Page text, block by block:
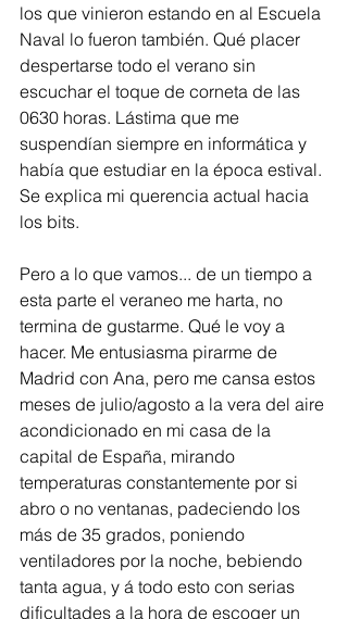
los que vinieron estando en al Escuela
Naval lo fueron también. Qué placer
despertarse todo el verano sin
escuchar el toque de corneta de las
0630 horas. Lástima que me
suspendían siempre en informática y
había que estudiar en la época estival.
Se explica mi querencia actual hacia
los bits.
Pero a lo que vamos... de un tiempo a
esta parte el veraneo me harta, no
termina de gustarme. Qué le voy a
hacer. Me entusiasma pirarme de
Madrid con Ana, pero me cansa estos
meses de julio/agosto a la vera del aire
acondicionado en mi casa de la
capital de España, mirando
temperaturas constantemente por si
abro o no ventanas, padeciendo los
más de 35 grados, poniendo
ventiladores por la noche, bebiendo
tanta agua, y á todo esto con serias
dificultades a la hora de escoger un